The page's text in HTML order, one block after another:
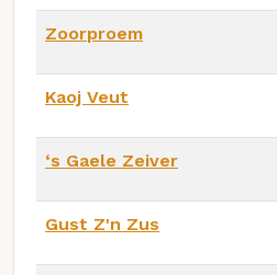
Zoorproem
Kaoj Veut
‘s Gaele Zeiver
Gust Z'n Zus